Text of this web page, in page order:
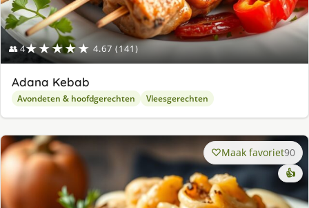
👥 4★★★★★ 4.67 (141)
Adana Kebab
Avondeten & hoofdgerechten Vleesgerechten
Maak favoriet90
👍